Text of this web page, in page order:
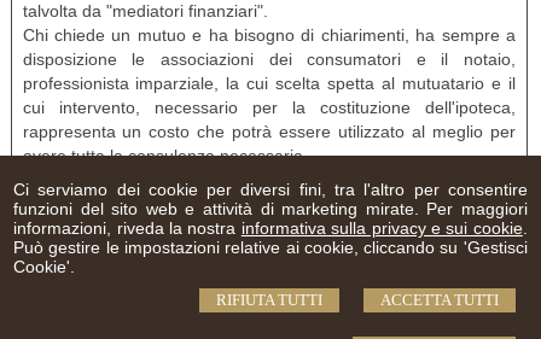
Ci serviamo dei cookie per diversi fini, tra l'altro per consentire
funzioni del sito web e attività di marketing mirate. Per maggiori
informazioni, riveda la nostra informativa sulla privacy e sui cookie.
Può gestire le impostazioni relative ai cookie, cliccando su 'Gestisci
Cookie'.
ACCETTA TUTTI
RIFIUTA TUTTI
talvolta da "mediatori finanziari".
Chi chiede un mutuo e ha bisogno di chiarimenti, ha sempre a
disposizione le associazioni dei consumatori e il notaio,
professionista imparziale, la cui scelta spetta al mutuatario e il
cui intervento, necessario per la costituzione dell'ipoteca,
rappresenta un costo che potrà essere utilizzato al meglio per
avere tutta la consulenza necessaria.
Torna su
Via Luigi Leonardo Colli n. 20 -Torino,